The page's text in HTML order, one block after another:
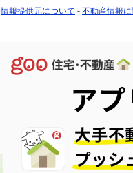
情報提供元について - 不動産情報